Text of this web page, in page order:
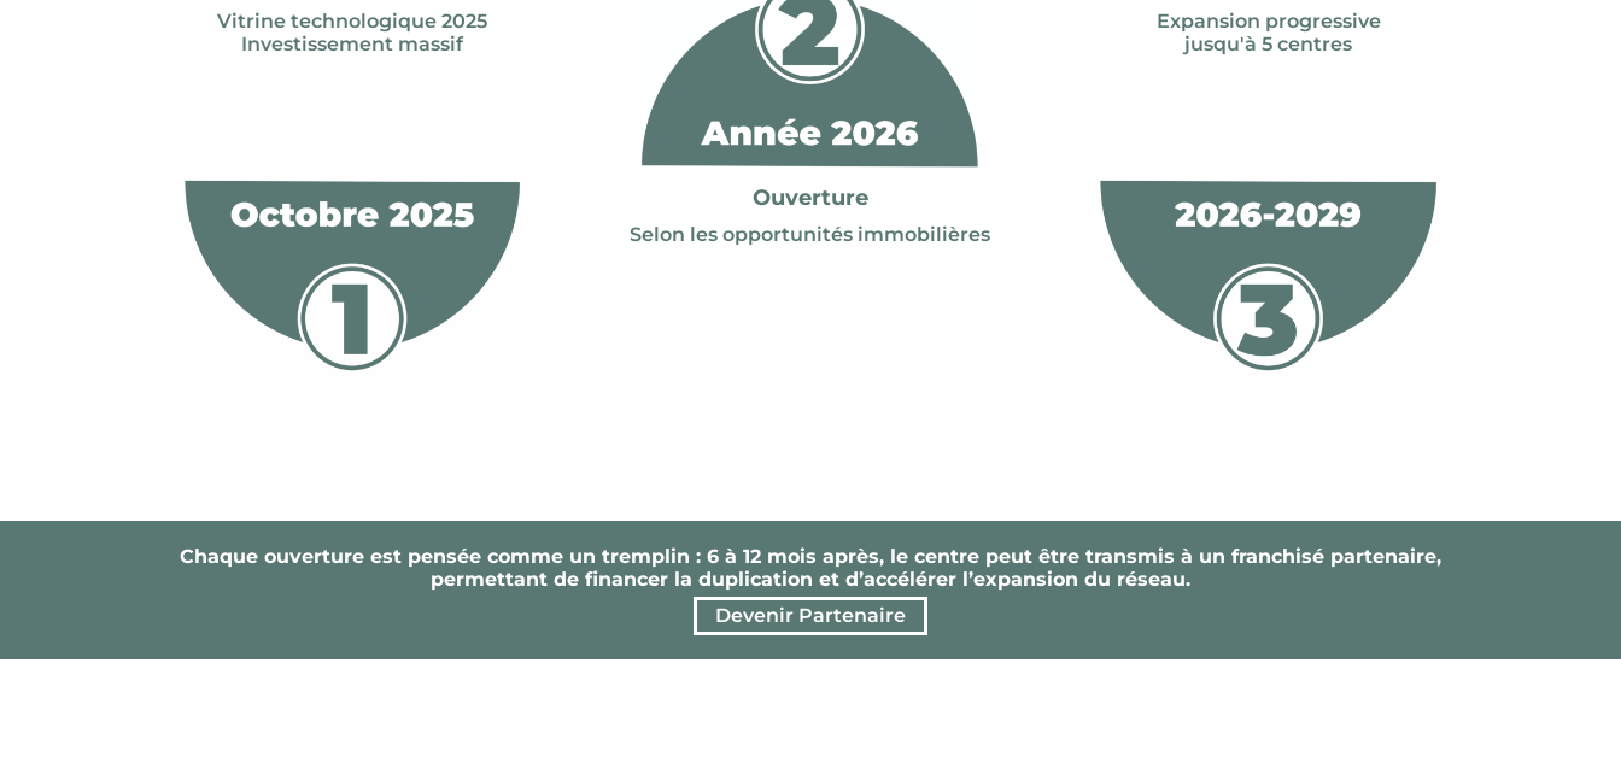
Vitrine technologique 2025
Investissement massif
Expansion progressive
jusqu'à 5 centres
Ouverture
Selon les opportunités immobilières
Chaque ouverture est pensée comme un tremplin : 6 à 12 mois après, le centre peut être transmis à un franchisé partenaire,
permettant de financer la duplication et d’accélérer l’expansion du réseau.
Devenir Partenaire